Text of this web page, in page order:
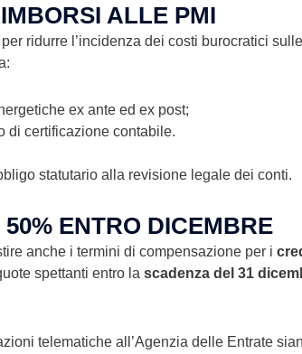
ALLE PMI
ridurre l’incidenza dei costi burocratici
ex ante ed ex post;
di certificazione contabile.
statutario alla revisione legale dei conti.
ENTRO DICEMBRE
anche i termini di compensazione per i
spettanti entro la scadenza del 31
telematiche all’Agenzia delle Entrate